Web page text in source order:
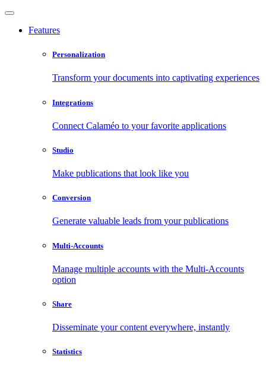
Features
Personalization
Transform your documents into captivating experiences
Integrations
Connect Calaméo to your favorite applications
Studio
Make publications that look like you
Conversion
Generate valuable leads from your publications
Multi-Accounts
Manage multiple accounts with the Multi-Accounts
option
Share
Disseminate your content everywhere, instantly
Statistics